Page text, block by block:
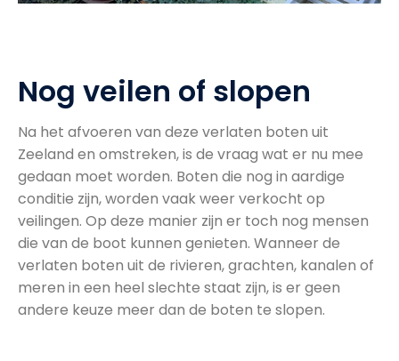
Nog veilen of slopen
Na het afvoeren van deze verlaten boten uit
Zeeland en omstreken, is de vraag wat er nu mee
gedaan moet worden. Boten die nog in aardige
conditie zijn, worden vaak weer verkocht op
veilingen. Op deze manier zijn er toch nog mensen
die van de boot kunnen genieten. Wanneer de
verlaten boten uit de rivieren, grachten, kanalen of
meren in een heel slechte staat zijn, is er geen
andere keuze meer dan de boten te slopen.